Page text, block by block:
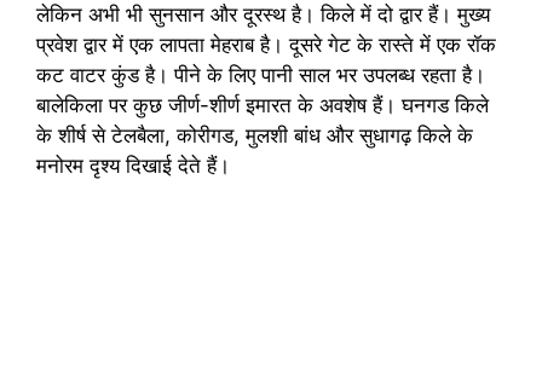
लेकिन अभी भी सुनसान और दूरस्थ है। किले में दो द्वार हैं। मुख्य
प्रवेश द्वार में एक लापता मेहराब है। दूसरे गेट के रास्ते में एक रॉक
कट वाटर कुंड है। पीने के लिए पानी साल भर उपलब्ध रहता है।
बालेकिला पर कुछ जीर्ण-शीर्ण इमारत के अवशेष हैं। घनगड किले
के शीर्ष से टेलबैला, कोरीगड, मुलशी बांध और सुधागढ़ किले के
मनोरम दृश्य दिखाई देते हैं।